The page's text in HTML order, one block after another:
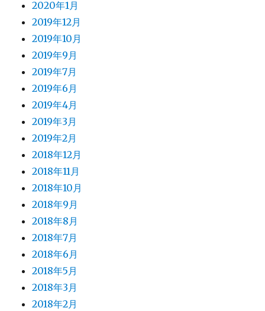
2020年1月
2019年12月
2019年10月
2019年9月
2019年7月
2019年6月
2019年4月
2019年3月
2019年2月
2018年12月
2018年11月
2018年10月
2018年9月
2018年8月
2018年7月
2018年6月
2018年5月
2018年3月
2018年2月